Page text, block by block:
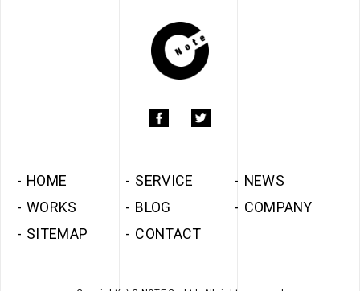
HOME SERVICE
NEWS
WORKS
BLOG
COMPANY
SITEMAP
CONTACT